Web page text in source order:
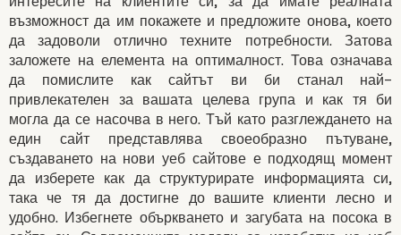
възможност да им покажете и предложите онова, което
да задоволи отлично техните потребности. Затова
заложете на елемента на оптималност. Това означава
да помислите как сайтът ви би станал най-
привлекателен за вашата целева група и как тя би
могла да се насочва в него. Тъй като разглеждането на
един сайт представлява своеобразно пътуване,
създаването на нови уеб сайтове е подходящ момент
да изберете как да структурирате информацията си,
така че тя да достигне до вашите клиенти лесно и
удобно. Избегнете объркването и загубата на посока в